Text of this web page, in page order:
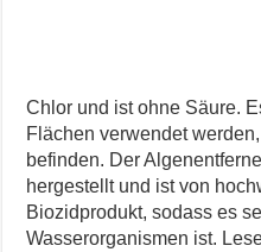
Chlor und ist ohne Säure.
Flächen verwendet
befinden. Der
hergestellt und ist von
Biozidprodukt, sodass es
Wasserorganismen ist.